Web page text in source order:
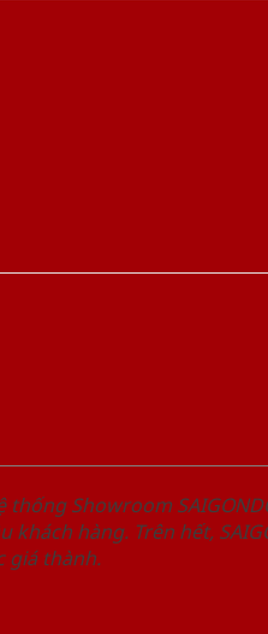
Showroom
hàng. Trên hết,
giá thành.